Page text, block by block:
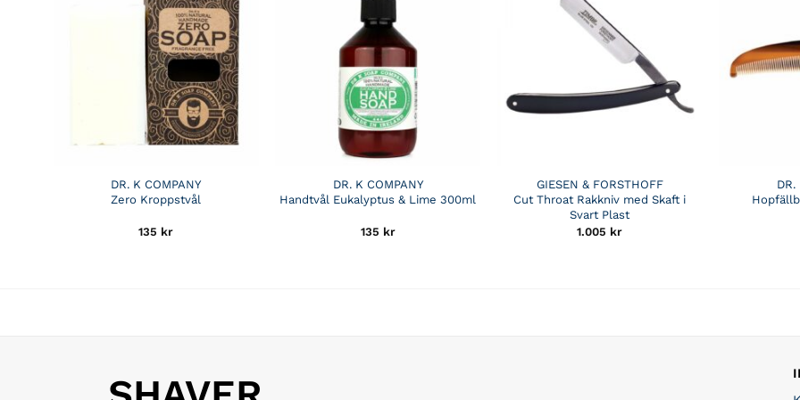
DR. K COMPANY
Zero Kroppstvål
135 kr
DR. K COMPANY
Handtvål Eukalyptus & Lime 300ml
135 kr
GIESEN & FORSTHOFF
Cut Throat Rakkniv med Skaft i
Svart Plast
1.005 kr
DR.